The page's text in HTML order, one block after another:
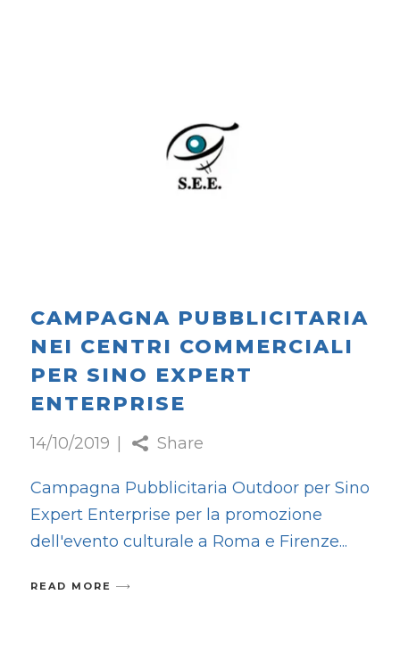
CAMPAGNA PUBBLICITARIA
NEI CENTRI COMMERCIALI
PER SINO EXPERT
ENTERPRISE
14/10/2019 Share
Campagna Pubblicitaria Outdoor per Sino
Expert Enterprise per la promozione
dell'evento culturale a Roma e Firenze
READ MORE